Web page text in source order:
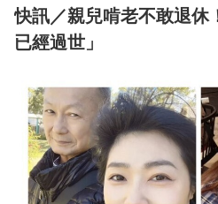
快訊／親兒啃老不敢退休
已經過世」